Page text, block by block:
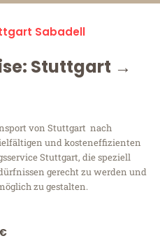
Sabadell
Stuttgart →
von Stuttgart nach
und kosteneffizienten
Stuttgart, die speziell
gerecht zu werden und
zu gestalten.